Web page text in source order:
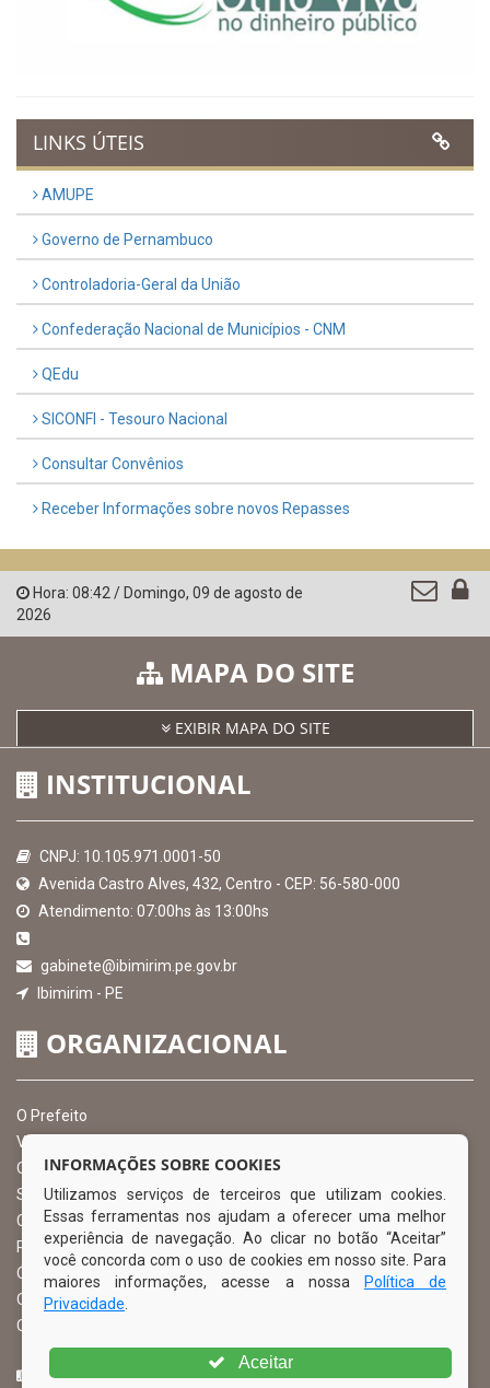
LINKS ÚTEIS
AMUPE
Governo de Pernambuco
Controladoria-Geral da União
Confederação Nacional de Municípios - CNM
QEdu
SICONFI - Tesouro Nacional
Consultar Convênios
Receber Informações sobre novos Repasses
Hora: 08:42/ Domingo, 09 de agosto de
2026
MAPA DO SITE
EXIBIR MAPA DO SITE
INSTITUCIONAL
CNPJ: 10.105.971.0001-50
Avenida Castro Alves, 432, Centro - CEP: 56-580-000
Atendimento: 07:00hs às 13:00hs
gabinete@ibimirim.pe.gov.br
Ibimirim - PE
ORGANIZACIONAL
O Prefeito
Vice Prefeito
Ouvidoria Municipal
Serviço de Informação ao Cidadão – SIC
Chefe de Gabinete
Procuradoria Geral
Órgão de Controle Interno
Organograma
Comissão Permanente de Licitação – CPL
CURTA NOSSA FAN PAGE
INFORMAÇÕES SOBRE COOKIES
Utilizamos serviços de terceiros que utilizam cookies.
Essas ferramentas nos ajudam a oferecer uma melhor
experiência de navegação. Ao clicar no botão “Aceitar”
você concorda com o uso de cookies em nosso site. Para
maiores informações, acesse a nossa
Política de
Privacidade
Aceitar